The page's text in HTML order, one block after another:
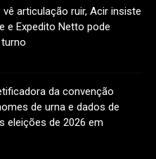
articulação ruir, Acir insiste
e Expedito Netto pode
da convenção
de urna e dados de
eleições de 2026 em